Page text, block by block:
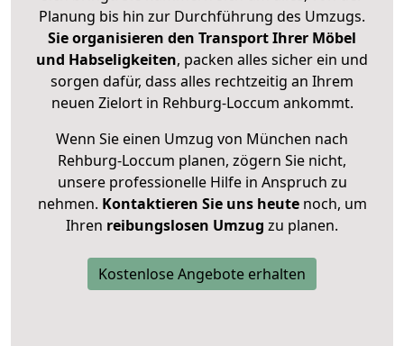
Planung bis hin zur Durchführung des Umzugs.
Sie organisieren den Transport Ihrer Möbel
und Habseligkeiten, packen alles sicher ein und
sorgen dafür, dass alles rechtzeitig an Ihrem
neuen Zielort in Rehburg-Loccum ankommt.
Wenn Sie einen Umzug von München nach
Rehburg-Loccum planen, zögern Sie nicht,
unsere professionelle Hilfe in Anspruch zu
nehmen. Kontaktieren Sie uns heutenoch, um
Ihren reibungslosen Umzug zu planen.
Kostenlose Angebote erhalten